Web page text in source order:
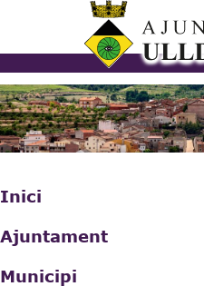
contingut
ulldemolins.cat
Inici
Ajuntament
Municipi